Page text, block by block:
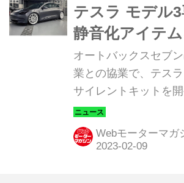
テスラ モデル
静音化アイテ
オートバックスセブ
業との協業で、テス
サイレントキットを
月10日より「A PIT オ
雲」と「A PIT オート
条」で施工受付を開始
Webモーターマガ